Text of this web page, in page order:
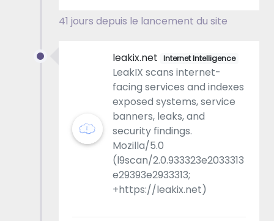
41 jours depuis le lancement du site
leakix.net Internet Intelligence
LeakIX scans internet-
facing services and indexes
exposed systems, service
banners, leaks, and
security findings.
Mozilla/5.0
(l9scan/2.0.933323e2033313
e29393e2933313;
+https://leakix.net)